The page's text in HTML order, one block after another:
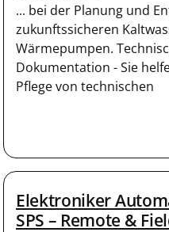
... bei der Planung und
zukunftssicheren
Wärmepumpen.
Dokumentation - Sie
Pflege von technischen
Elektroniker
SPS – Remote &